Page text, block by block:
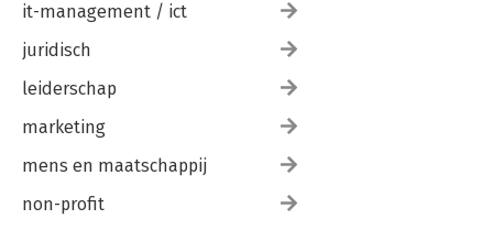
it-management / ict
juridisch
leiderschap
marketing
mens en maatschappij
non-profit